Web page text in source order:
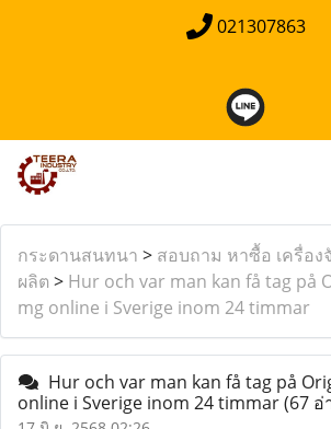
021307863
กระดานสนทนา > สอบถาม หาซื้อ เครื่อง
ผลิต > Hur och var man kan få tag på
mg online i Sverige inom 24 timmar
Hur och var man kan få tag på
online i Sverige inom 24 timmar(67 อ่